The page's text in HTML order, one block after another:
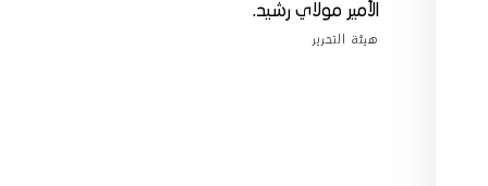
الأمير مولاي رشيد.
هيئة التحرير